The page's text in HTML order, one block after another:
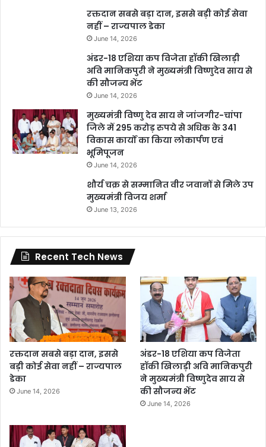
रक्तदान सबसे बड़ा दान, इससे बड़ी कोई सेवा
नहीं – राज्यपाल डेका
June 14, 2026
अंडर-18 एशिया कप विजेता हॉकी खिलाड़ी
अवि मानिकपुरी ने मुख्यमंत्री विष्णुदेव साय से
की सौजन्य भेंट
June 14, 2026
मुख्यमंत्री विष्णु देव साय ने जांजगीर-चांपा
जिले में 295 करोड़ रुपये से अधिक के 341
विकास कार्यों का किया लोकार्पण एवं
भूमिपूजन
June 14, 2026
शौर्य चक्र से सम्मानित वीर जवानों से मिले उप
मुख्यमंत्री विजय शर्मा
June 13, 2026
Recent Tech News
रक्तदान सबसे बड़ा दान, इससे
बड़ी कोई सेवा नहीं – राज्यपाल
डेका
June 14, 2026
अंडर-18 एशिया कप विजेता
हॉकी खिलाड़ी अवि मानिकपुरी
ने मुख्यमंत्री विष्णुदेव साय से
की सौजन्य भेंट
June 14, 2026